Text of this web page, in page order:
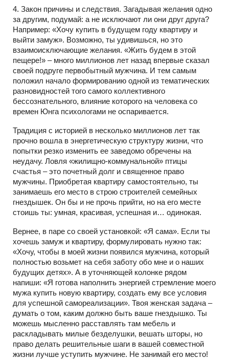
4. Закон причины и следствия. Загадывая желания одно
за другим, подумай: а не исключают ли они друг друга?
Например: «Хочу купить в будущем году квартиру и
выйти замуж». Возможно, ты удивишься, но это
взаимоисключающие желания. «Жить будем в этой
пещере!» – много миллионов лет назад впервые сказал
своей подруге первобытный мужчина. И тем самым
положил начало формированию одной из тематических
разновидностей того самого коллективного
бессознательного, влияние которого на человека со
времен Юнга психологами не оспаривается.
Традиция с историей в несколько миллионов лет так
прочно вошла в энергетическую структуру жизни, что
попытки резко изменить ее заведомо обречены на
неудачу. Ловля «жилищно-коммунальной» птицы
счастья – это почетный долг и священное право
мужчины. Приобретая квартиру самостоятельно, ты
занимаешь его место в строю строителей семейных
гнездышек. Он бы и не прочь прийти, но на его месте
стоишь ты: умная, красивая, успешная и… одинокая.
Вернее, в паре со своей установкой: «Я сама». Если ты
хочешь замуж и квартиру, формулировать нужно так:
«Хочу, чтобы в моей жизни появился мужчина, который
полностью возьмет на себя заботу обо мне и о наших
будущих детях». А в уточняющей колонке рядом
напиши: «Я готова наполнить энергией стремление моего
мужа купить новую квартиру, создать ему все условия
для успешной самореализации». Твоя женская задача –
думать о том, каким должно быть ваше гнездышко. Ты
можешь мысленно расставлять там мебель и
раскладывать милые безделушки, вешать шторы, но
право делать решительные шаги в вашей совместной
жизни лучше уступить мужчине. Не занимай его место!